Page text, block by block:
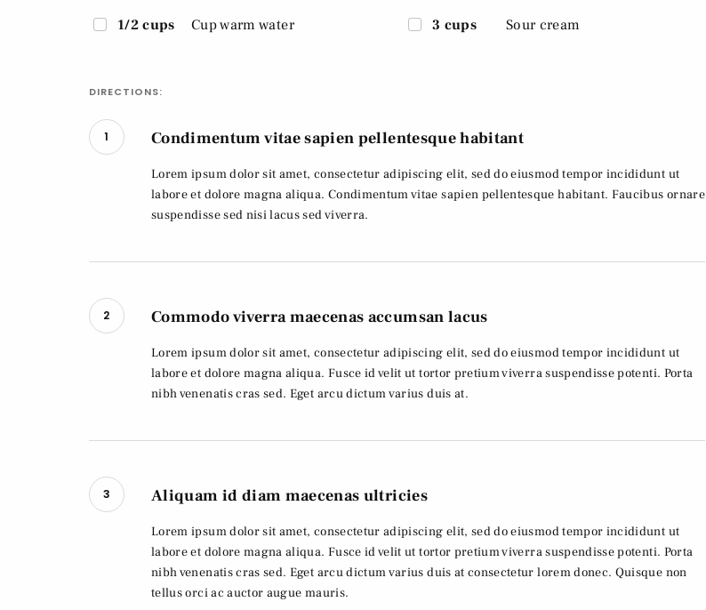
1/2 cups Cup warm water 3 cups Sour cream
DIRECTIONS:
1 Condimentum vitae sapien pellentesque habitant
Lorem ipsum dolor sit amet, consectetur adipiscing elit, sed do eiusmod tempor incididunt ut
labore et dolore magna aliqua. Condimentum vitae sapien pellentesque habitant. Faucibus ornare
suspendisse sed nisi lacus sed viverra.
2 Commodo viverra maecenas accumsan lacus
Lorem ipsum dolor sit amet, consectetur adipiscing elit, sed do eiusmod tempor incididunt ut
labore et dolore magna aliqua. Fusce id velit ut tortor pretium viverra suspendisse potenti. Porta
nibh venenatis cras sed. Eget arcu dictum varius duis at.
3 Aliquam id diam maecenas ultricies
Lorem ipsum dolor sit amet, consectetur adipiscing elit, sed do eiusmod tempor incididunt ut
labore et dolore magna aliqua. Fusce id velit ut tortor pretium viverra suspendisse potenti. Porta
nibh venenatis cras sed. Eget arcu dictum varius duis at consectetur lorem donec. Quisque non
tellus orci ac auctor augue mauris.